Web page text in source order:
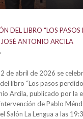
DEL LIBRO “LOS
ANTONIO ARCILA
de abril de 2026 se
libro “Los pasos
Arcila, publicado por la
de Pablo
Salón La Lengua a las